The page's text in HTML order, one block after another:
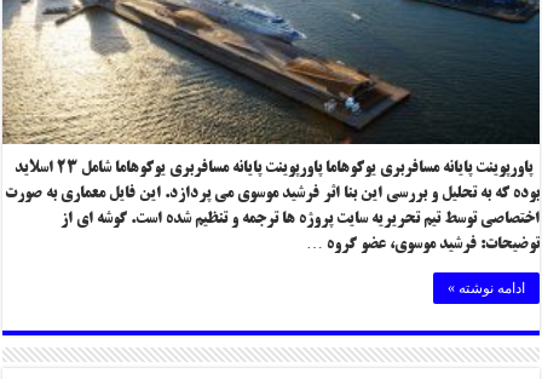
پاورپوینت پایانه مسافربری یوکوهاما پاورپوینت پایانه مسافربری یوکوهاما شامل ۲۳ اسلاید
بوده که به تحلیل و بررسی این بنا اثر فرشید موسوی می پردازد. این فایل معماری به صورت
اختصاصی توسط تیم تحریریه سایت پروژه ها ترجمه و تنظیم شده است. گوشه ای از
توضیحات: فرشید موسوی، عضو گروه …
ادامه نوشته »